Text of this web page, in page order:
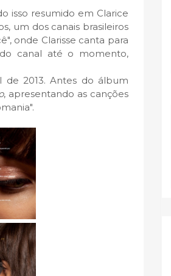
isso resumido em Clarice
um dos canais brasileiros
onde Clarisse canta para
canal até o momento,
2013. Antes do álbum
, apresentando as canções